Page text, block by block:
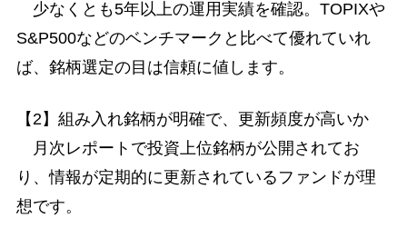
少なくとも5年以上の運用実績を確認。TOPIXや
S&P500などのベンチマークと比べて優れていれ
ば、銘柄選定の目は信頼に値します。
【2】組み入れ銘柄が明確で、更新頻度が高いか
月次レポートで投資上位銘柄が公開されてお
り、情報が定期的に更新されているファンドが理
想です。